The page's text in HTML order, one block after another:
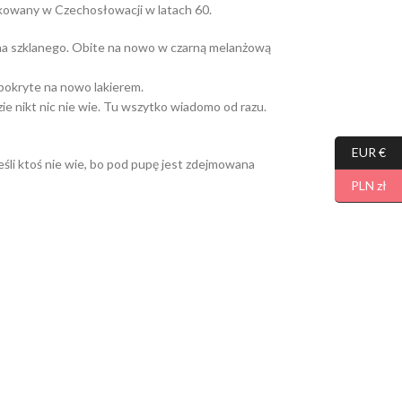
w Czechosłowacji w latach 60.
szklanego. Obite na nowo w czarną melanżową
na nowo lakierem.
nikt nic nie wie. Tu wszytko wiadomo od razu.
ktoś nie wie, bo pod pupę jest zdejmowana
EUR €
PLN zł